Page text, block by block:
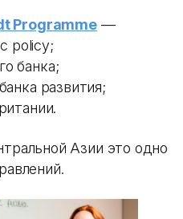
Programme—
policy;
банка;
развития;
Азии это одно